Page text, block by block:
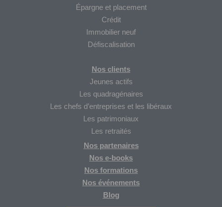
Épargne et placement
Crédit
Immobilier neuf
Défiscalisation
Nos clients
Jeunes actifs
Les quadragénaires
Les chefs d’entreprises et les libéraux
Les patrimoniaux
Les retraités
Nos partenaires
Nos e-books
Nos formations
Nos événements
Blog